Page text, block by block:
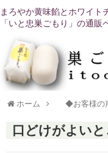
まろやか黄味餡とホワイト
「いと忠巣ごもり」の通販
ホーム ◆お客様の
口どけがよい